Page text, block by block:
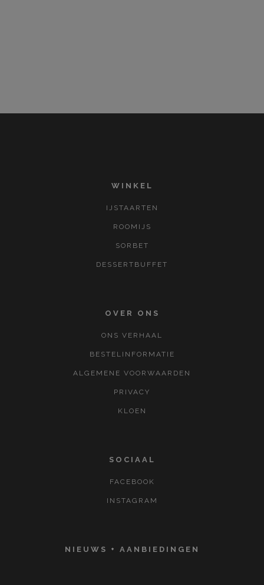
WINKEL
IJSTAARTEN
ROOMIJS
SORBET
DESSERTBUFFET
OVER ONS
ONS VERHAAL
BESTELINFORMATIE
ALGEMENE VOORWAARDEN
PRIVACY
KLOEN
SOCIAAL
FACEBOOK
INSTAGRAM
NIEUWS + AANBIEDINGEN